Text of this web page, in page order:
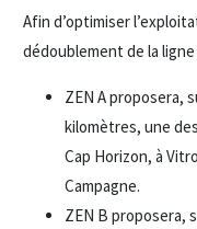
Afin d’optimiser
dédoublement de la
ZEN A proposera,
kilomètres, une
Cap Horizon, à
Campagne.
ZEN B proposera,